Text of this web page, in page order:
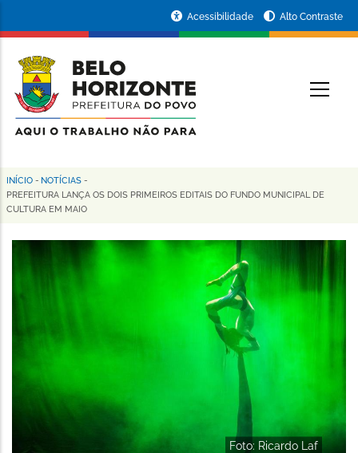
conteúdo
principal
da
Prefeitura
de
Horizonte
Acessibilidade Alto Contraste
Trilha
de
navegação
INÍCIO - NOTÍCIAS -
PREFEITURA LANÇA OS DOIS PRIMEIROS EDITAIS DO FUNDO MUNICIPAL DE
CULTURA EM MAIO
Foto: Ricardo Laf